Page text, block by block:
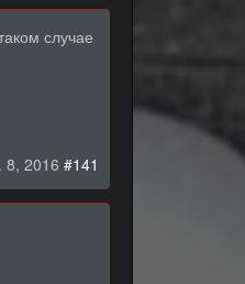
случае
8, 2016 #141